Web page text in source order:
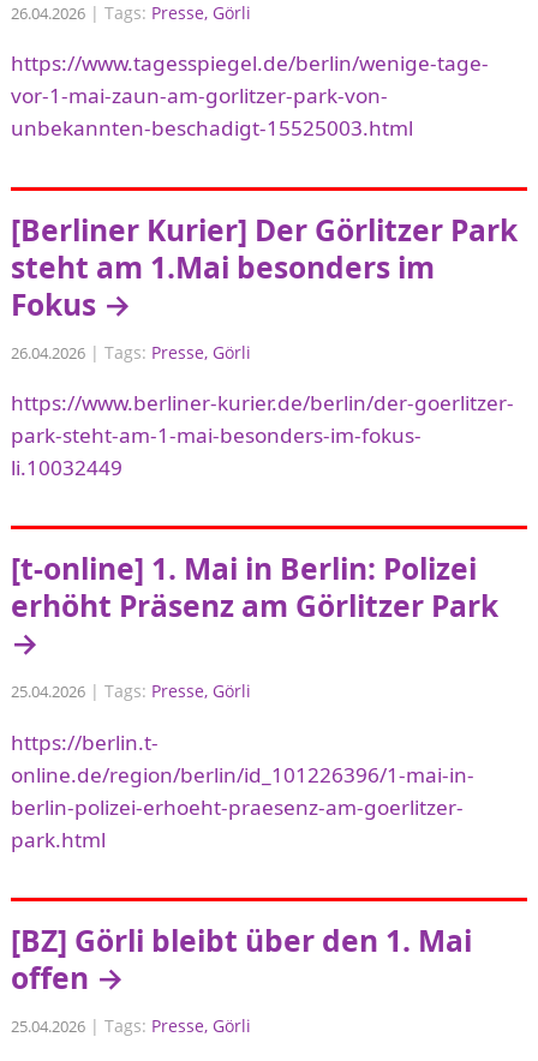
26.04.2026 |Tags: Presse Görli
https://www.tagesspiegel.de/berlin/wenige-tage-
vor-1-mai-zaun-am-gorlitzer-park-von-
unbekannten-beschadigt-15525003.html
[Berliner Kurier] Der Görlitzer Park
steht am 1.Mai besonders im
Fokus →
26.04.2026 |Tags: Presse Görli
https://www.berliner-kurier.de/berlin/der-goerlitzer-
park-steht-am-1-mai-besonders-im-fokus-
li.10032449
[t-online] 1. Mai in Berlin: Polizei
erhöht Präsenz am Görlitzer Park
→
25.04.2026 |Tags: Presse Görli
https://berlin.t-
online.de/region/berlin/id_101226396/1-mai-in-
berlin-polizei-erhoeht-praesenz-am-goerlitzer-
park.html
[BZ] Görli bleibt über den 1. Mai
offen →
25.04.2026 |Tags: Presse Görli